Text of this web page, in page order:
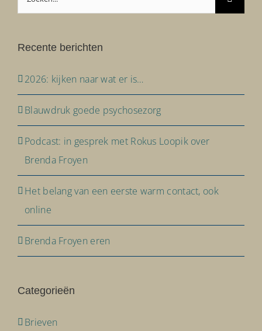
naar:
Recente berichten
2026: kijken naar wat er is…
Blauwdruk goede psychosezorg
Podcast: in gesprek met Rokus Loopik over
Brenda Froyen
Het belang van een eerste warm contact, ook
online
Brenda Froyen eren
Categorieën
Brieven